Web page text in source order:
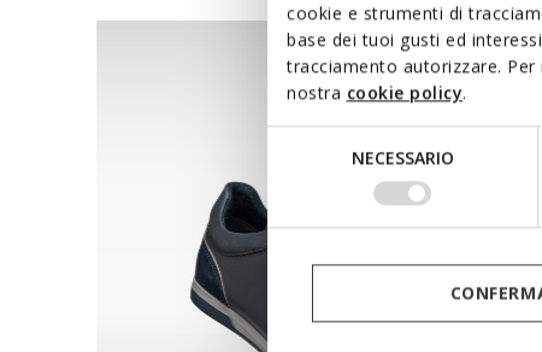
cookie e strumenti di
base dei tuoi gusti ed
tracciamento autorizzare.
nostra cookie policy.
NECESSARIO